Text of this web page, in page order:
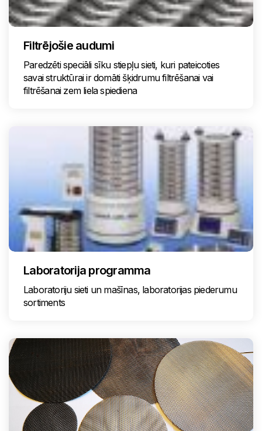
Filtrējošie audumi
Paredzēti speciāli sīku stiepļu sieti, kuri pateicoties
savai struktūrai ir domāti šķidrumu filtrēšanai vai
filtrēšanai zem liela spiediena
Laboratorija programma
Laboratoriju sieti un mašīnas, laboratorijas piederumu
sortiments